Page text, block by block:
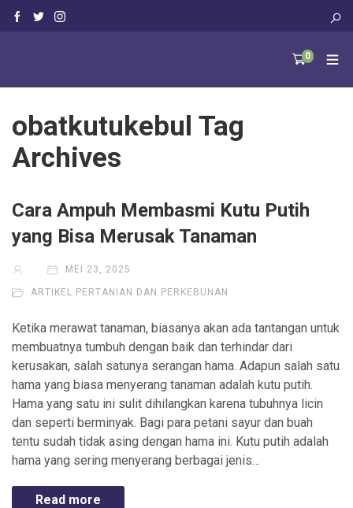
0
obatkutukebul Tag
Archives
Cara Ampuh Membasmi Kutu Putih
yang Bisa Merusak Tanaman
MEI 23, 2025
ARTIKEL PERTANIAN DAN PERKEBUNAN
Ketika merawat tanaman, biasanya akan ada tantangan untuk
membuatnya tumbuh dengan baik dan terhindar dari
kerusakan, salah satunya serangan hama. Adapun salah satu
hama yang biasa menyerang tanaman adalah kutu putih.
Hama yang satu ini sulit dihilangkan karena tubuhnya licin
dan seperti berminyak. Bagi para petani sayur dan buah
tentu sudah tidak asing dengan hama ini. Kutu putih adalah
hama yang sering menyerang berbagai jenis…
Read more